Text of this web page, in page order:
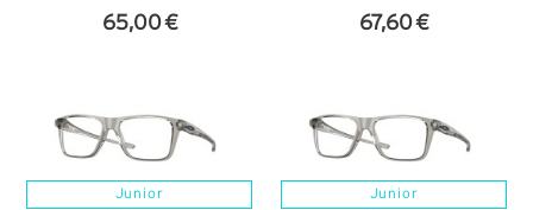
65,00 €
67,60 €
Junior Junior